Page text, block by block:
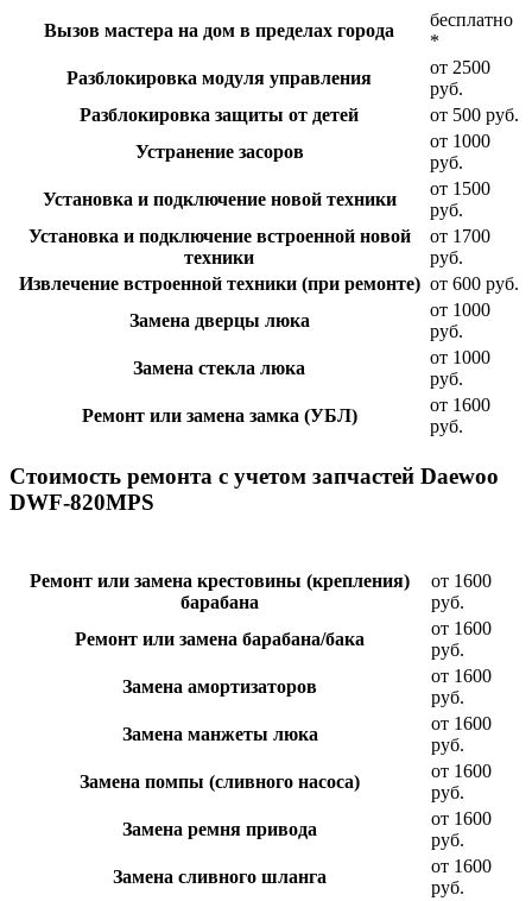
Вызов мастера на дом в пределах города
бесплатно
*
Разблокировка модуля управления
от 2500
руб.
Разблокировка защиты от детей
от 500 руб.
Устранение засоров
от 1000
руб.
Установка и подключение новой техники
от 1500
руб.
Установка и подключение встроенной новой
техники
от 1700
руб.
Извлечение встроенной техники (при ремонте) от 600 руб.
Замена дверцы люка
от 1000
руб.
Замена стекла люка
от 1000
руб.
Ремонт или замена замка (УБЛ)
от 1600
руб.
Стоимость ремонта с учетом запчастей Daewoo
DWF-820MPS
Ремонт или замена крестовины (крепления)
барабана
от 1600
руб.
Ремонт или замена барабана/бака
от 1600
руб.
Замена амортизаторов
от 1600
руб.
Замена манжеты люка
от 1600
руб.
Замена помпы (сливного насоса)
от 1600
руб.
Замена ремня привода
от 1600
руб.
Замена сливного шланга
от 1600
руб.